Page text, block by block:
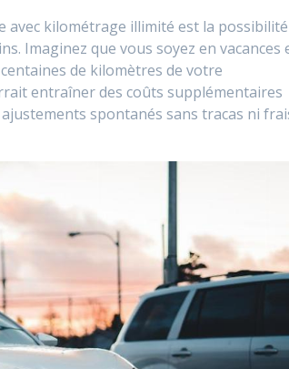
avec kilométrage illimité est la possibilité
Imaginez que vous soyez en vacances
de kilomètres de votre
entraîner des coûts supplémentaires
spontanés sans tracas ni